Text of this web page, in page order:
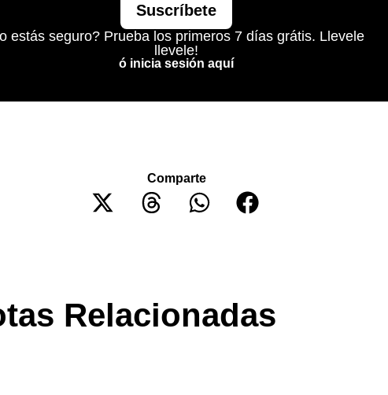
Suscríbete
estás seguro? Prueba los primeros 7 días grátis. Llevele
llevele!
ó inicia sesión aquí
Comparte
Relacionadas